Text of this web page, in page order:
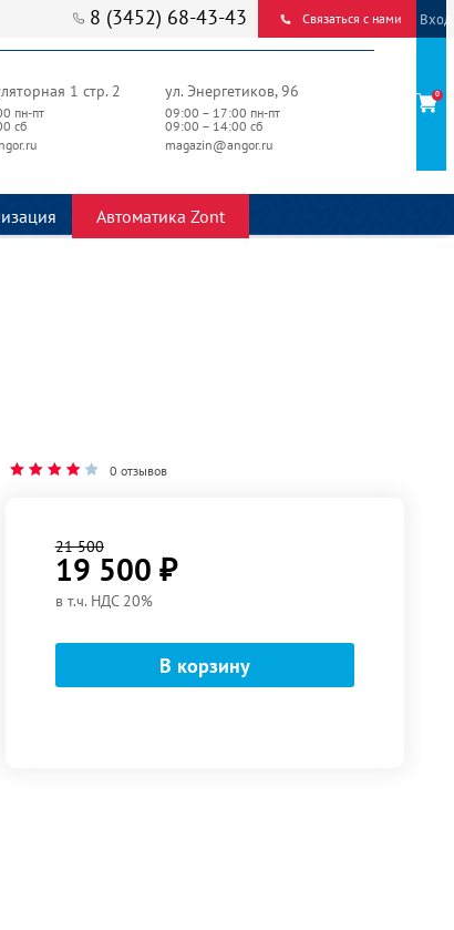
8 (3452) 68-43-43 Связаться с нами
1 стр. 2
пн-пт
сб
ул. Энергетиков, 96
09:00 – 17:00 пн-пт
09:00 – 14:00 сб
magazin@angor.ru
Автоматика Zont
Вход
0
0 отзывов
21 500
19 500 ₽
в т.ч. НДС 20%